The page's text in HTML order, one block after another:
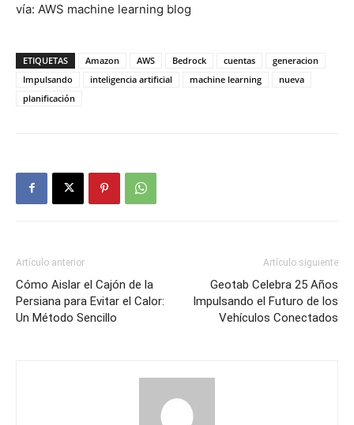
vía: AWS machine learning blog
ETIQUETAS Amazon AWS Bedrock cuentas
generacion
Impulsando
inteligencia artificial machine learning
nueva
planificación
Artículo anterior
Cómo Aislar el Cajón de la
Persiana para Evitar el Calor:
Un Método Sencillo
Artículo siguiente
Geotab Celebra 25 Años
Impulsando el Futuro de los
Vehículos Conectados